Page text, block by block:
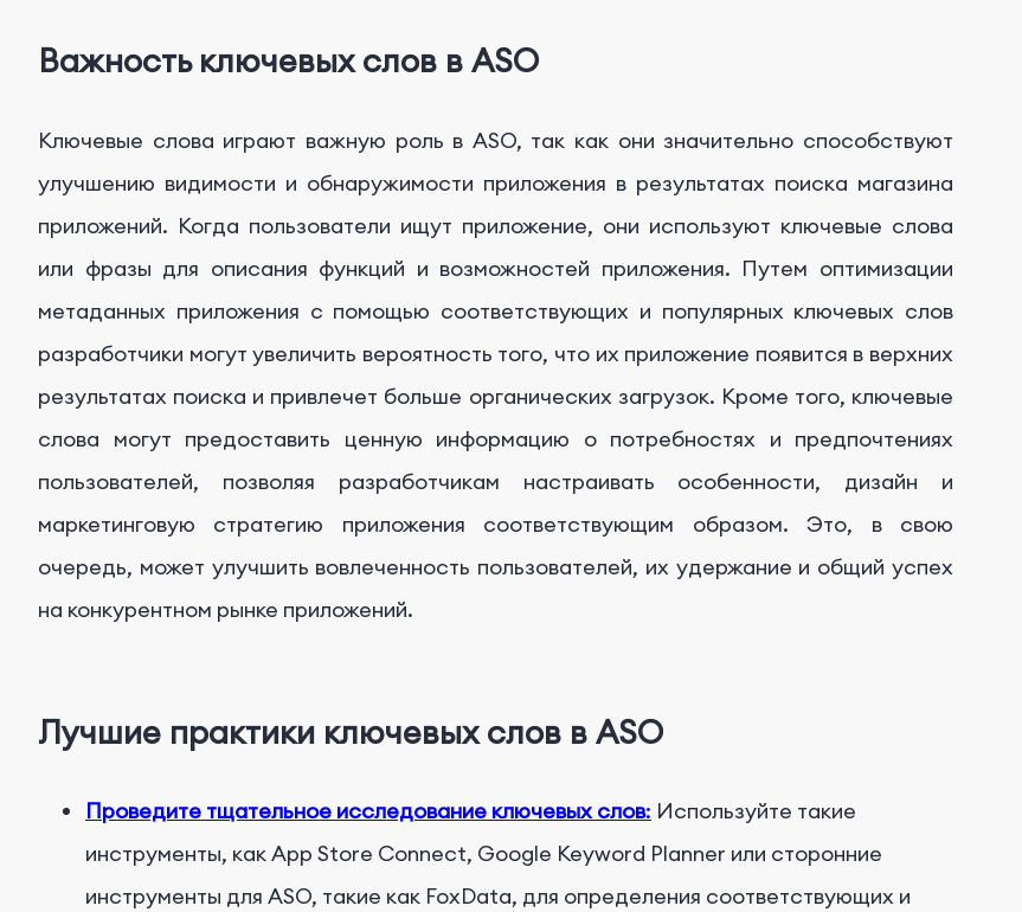
Важность ключевых слов в ASO
Ключевые слова играют важную роль в ASO, так как они значительно способствуют
улучшению видимости и обнаружимости приложения в результатах поиска магазина
приложений. Когда пользователи ищут приложение, они используют ключевые слова
или фразы для описания функций и возможностей приложения. Путем оптимизации
метаданных приложения с помощью соответствующих и популярных ключевых слов
разработчики могут увеличить вероятность того, что их приложение появится в верхних
результатах поиска и привлечет больше органических загрузок. Кроме того, ключевые
слова могут предоставить ценную информацию о потребностях и предпочтениях
пользователей, позволяя разработчикам настраивать особенности, дизайн и
маркетинговую стратегию приложения соответствующим образом. Это, в свою
очередь, может улучшить вовлеченность пользователей, их удержание и общий успех
на конкурентном рынке приложений.
Лучшие практики ключевых слов в ASO
Проведите тщательное исследование ключевых слов: Используйте такие
инструменты, как App Store Connect, Google Keyword Planner или сторонние
инструменты для ASO, такие как FoxData, для определения соответствующих и